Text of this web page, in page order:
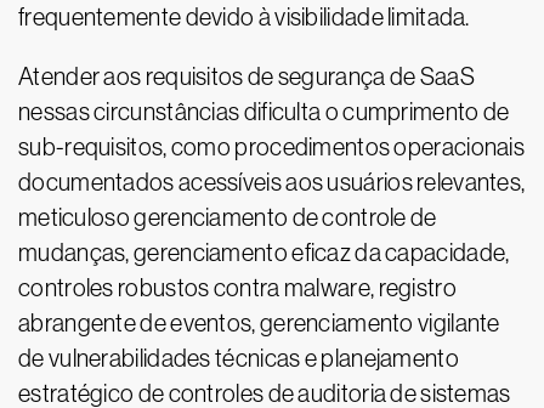
frequentemente devido à visibilidade limitada.
Atender aos requisitos de segurança de SaaS
nessas circunstâncias dificulta o cumprimento de
sub-requisitos, como procedimentos operacionais
documentados acessíveis aos usuários relevantes,
meticuloso gerenciamento de controle de
mudanças, gerenciamento eficaz da capacidade,
controles robustos contra malware, registro
abrangente de eventos, gerenciamento vigilante
de vulnerabilidades técnicas e planejamento
estratégico de controles de auditoria de sistemas